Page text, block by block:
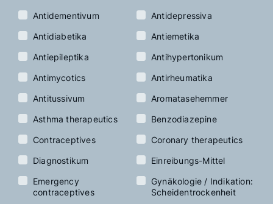
Antidementivum
Antidepressiva
Antidiabetika
Antiemetika
Antiepileptika
Antihypertonikum
Antimycotics
Antirheumatika
Antitussivum
Aromatasehemmer
Asthma therapeutics
Benzodiazepine
Contraceptives
Coronary therapeutics
Diagnostikum
Einreibungs-Mittel
Emergency
contraceptives
Gynäkologie / Indikation:
Scheidentrockenheit